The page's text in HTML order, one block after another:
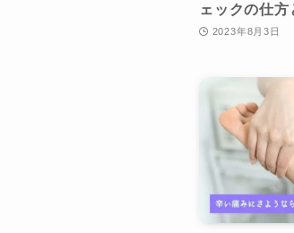
ェックの仕方
2023年8月3日